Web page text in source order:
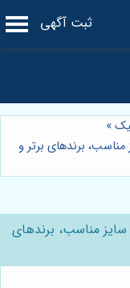
ثبت آگهی
»
برندهای برتر و
مناسب، برندهای